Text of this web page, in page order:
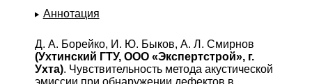
Аннотация
Д. А. Борейко, И. Ю. Быков, А. Л. Смирнов
(Ухтинский ГТУ, ООО «Экспертстрой», г.
Ухта). Чувствительность метода акустической
эмиссии при обнаружении дефектов в